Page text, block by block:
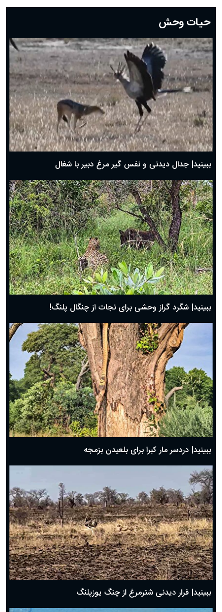
دعای روز بیستم ماه رمضان؛ ۱۹ اسفند ۱۴۰۴
دعای روز هشتم ماه مبارک رمضان؛ ۷ اسفند ماه ۱۴۰۴
دعای روز هفتم ماه رمضان؛ ۶ اسفند ۱۴۰۴
دعای روز ششم ماه رمضان؛ ۵ اسفند ۱۴۰۴
دعای روز پنجم ماه رمضان؛ ۴ اسفند ۱۴۰۴
دعای روز چهارم ماه مبارک رمضان؛ ۳ اسفند ۱۴۰۴
دعای روز سوم ماه مبارک رمضان؛ ۱۴ اسفند ۱۴۰۴
دعای روز دوم ماه مبارک رمضان ۱ اسفند ماه ۱۴۰۴
دعای روز اول ماه مبارک رمضان، ۳۰ بهمن ۱۴۰۴
حضرت زینب(س) چگونه از دنیا رفت؟
بهترین پیامک تبریک روز پدر ۱۴۰۴؛ جملات زیبا و صمیمانه
حیات وحش
ببینید| جدال دیدنی و نفس گیر مرغ دبیر با شغال
ببینید| شگرد گراز وحشی برای نجات از چنگال پلنگ!
ببینید| دردسر مار کبرا برای بلعیدن بزمجه
ببینید| فرار دیدنی شترمرغ از چنگ یوزپلنگ